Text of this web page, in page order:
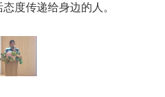
度传递给身边的人。